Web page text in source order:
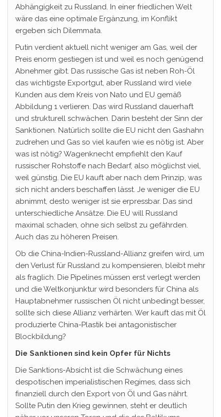
Abhängigkeit zu Russland. In einer friedlichen Welt
wäre das eine optimale Ergänzung, im Konflikt
ergeben sich Dilemmata.
Putin verdient aktuell nicht weniger am Gas, weil der
Preis enorm gestiegen ist und weil es noch genügend
Abnehmer gibt. Das russische Gas ist neben Roh-Öl
das wichtigste Exportgut, aber Russland wird viele
Kunden aus dem Kreis von Nato und EU gemäß
Abbildung 1 verlieren. Das wird Russland dauerhaft
und strukturell schwächen. Darin besteht der Sinn der
Sanktionen. Natürlich sollte die EU nicht den Gashahn
zudrehen und Gas so viel kaufen wie es nötig ist. Aber
was ist nötig? Wagenknecht empfiehlt den Kauf
russischer Rohstoffe nach Bedarf, also möglichst viel,
weil günstig. Die EU kauft aber nach dem Prinzip, was
sich nicht anders beschaffen lässt. Je weniger die EU
abnimmt, desto weniger ist sie erpressbar. Das sind
unterschiedliche Ansätze. Die EU will Russland
maximal schaden, ohne sich selbst zu gefährden.
Auch das zu höheren Preisen.
Ob die China-Indien-Russland-Allianz greifen wird, um
den Verlust für Russland zu kompensieren, bleibt mehr
als fraglich. Die Pipelines müssen erst verlegt werden
und die Weltkonjunktur wird besonders für China als
Hauptabnehmer russischen Öl nicht unbedingt besser,
sollte sich diese Allianz verhärten. Wer kauft das mit Öl
produzierte China-Plastik bei antagonistischer
Blockbildung?
Die Sanktionen sind kein Opfer für Nichts
Die Sanktions-Absicht ist die Schwächung eines
despotischen imperialistischen Regimes, dass sich
finanziell durch den Export von Öl und Gas nährt.
Sollte Putin den Krieg gewinnen, steht er deutlich